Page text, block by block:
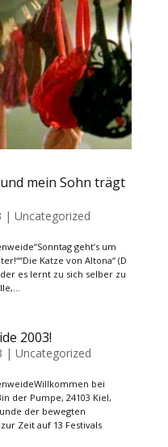
mein Sohn trägt
| Uncategorized
geht’s um
Katze von Altona“ (D
es lernt zu sich selber zu
2003!
| Uncategorized
bei
der Pumpe, 24103 Kiel,
der bewegten
Zeit auf 13 Festivals